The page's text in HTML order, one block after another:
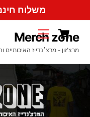
content
משלוח חינם
MenuCart
Merch zone
מרצ'זון - מרצ׳נדייז האיכותיים